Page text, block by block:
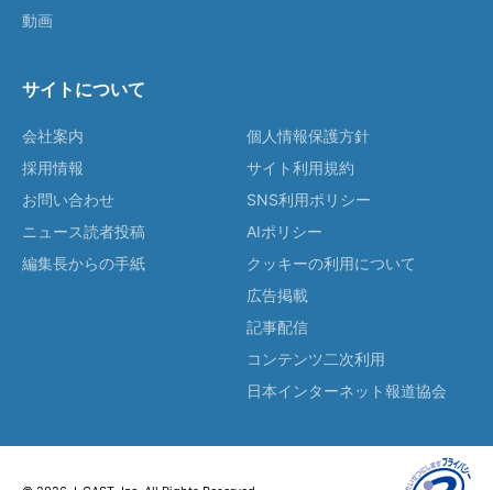
動画
サイトについて
会社案内
採用情報
お問い合わせ
ニュース読者投稿
編集長からの手紙
個人情報保護方針
サイト利用規約
SNS利用ポリシー
AIポリシー
クッキーの利用について
広告掲載
記事配信
コンテンツ二次利用
日本インターネット報道協会